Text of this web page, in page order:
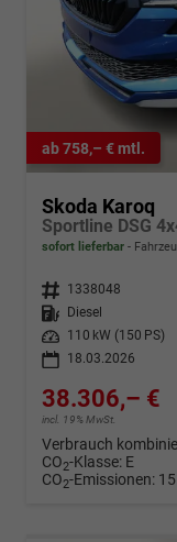
ab 758,– € mtl.
Skoda Karoq
sofort lieferbar
Fahrzeugnr. 1338048
Kraftstoff
Diesel
Leistung
110 kW (150 PS)
18.03.2026
38.306,– €
incl. 19% MwSt.
Verbrauch
CO2-Klasse: E
CO2-Emissionen: